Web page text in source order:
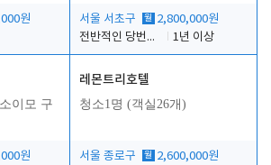
원
서울 서초구 월 2,800,000원
전반적인 당번업무
1년 이상
이모 구
원
레몬트리호텔
청소1명 (객실26개)
서울 종로구 월 2,600,000원